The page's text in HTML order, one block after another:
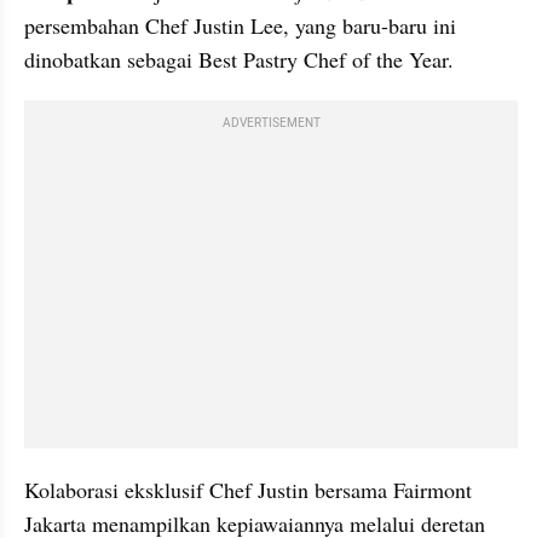
persembahan Chef Justin Lee, yang baru-baru ini
dinobatkan sebagai Best Pastry Chef of the Year.
ADVERTISEMENT
Kolaborasi eksklusif Chef Justin bersama Fairmont